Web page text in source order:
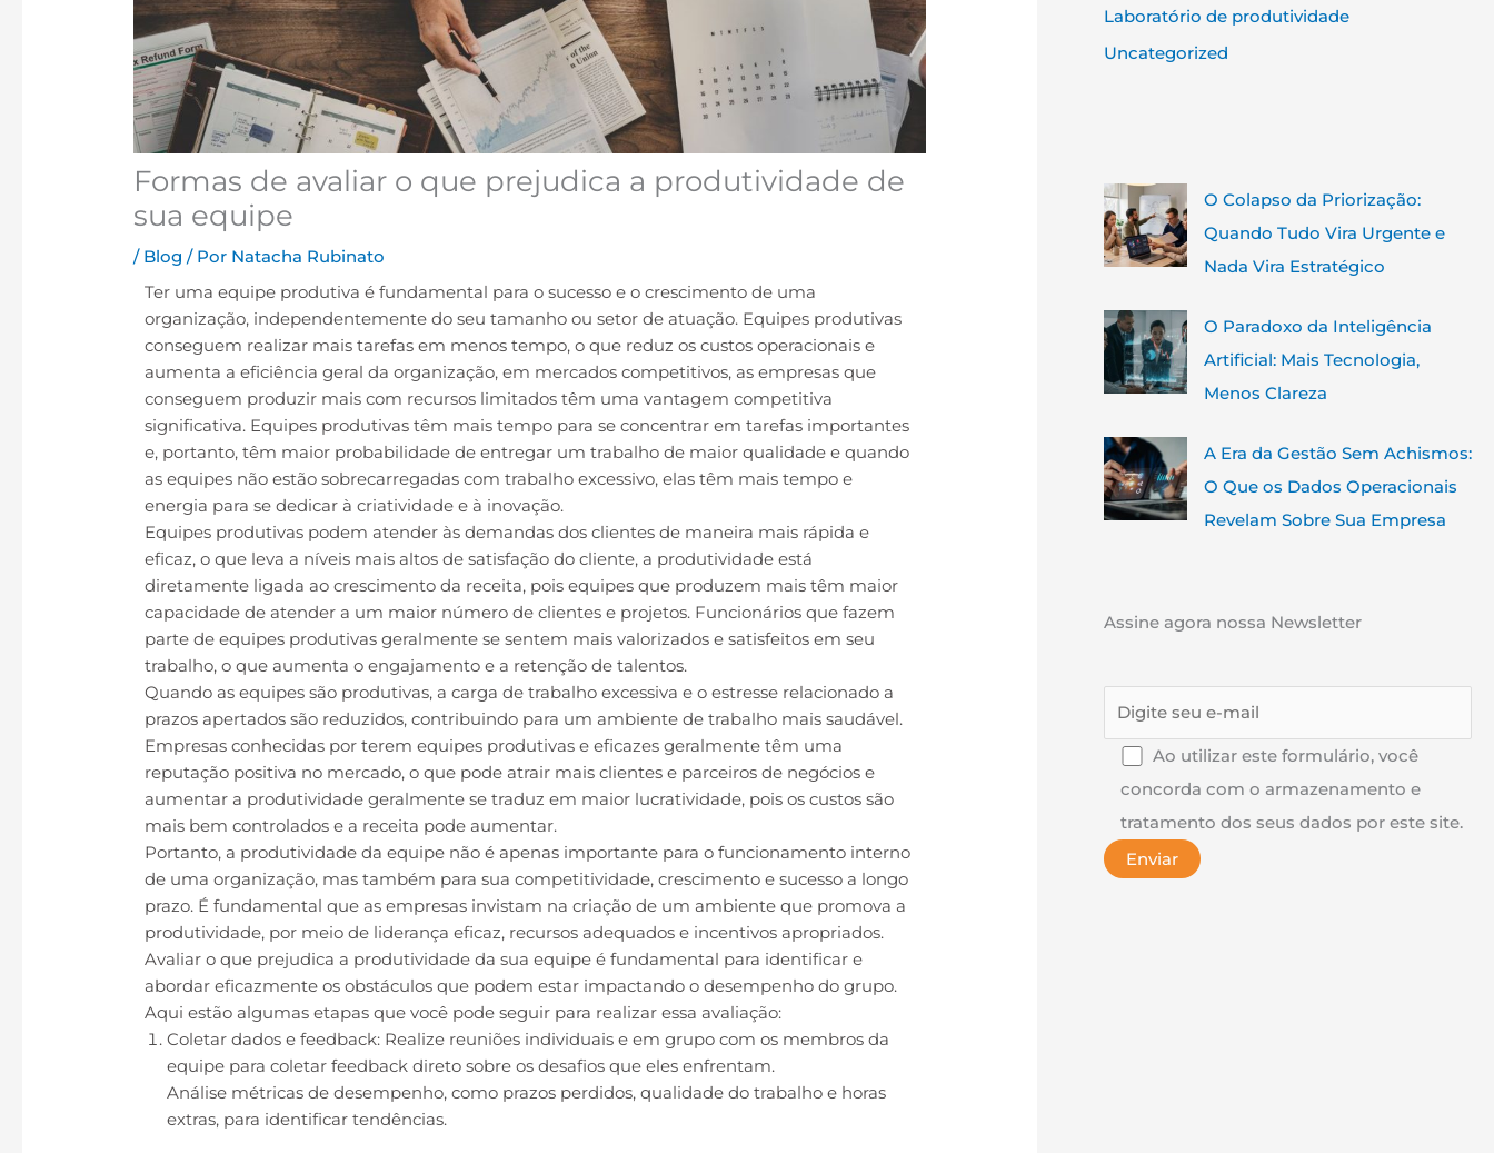
Formas de avaliar o que prejudica a produtividade de
sua equipe
/ Blog / Por Natacha Rubinato
Ter uma equipe produtiva é fundamental para o sucesso e o crescimento de uma
organização, independentemente do seu tamanho ou setor de atuação. Equipes produtivas
conseguem realizar mais tarefas em menos tempo, o que reduz os custos operacionais e
aumenta a eficiência geral da organização, em mercados competitivos, as empresas que
conseguem produzir mais com recursos limitados têm uma vantagem competitiva
significativa. Equipes produtivas têm mais tempo para se concentrar em tarefas importantes
e, portanto, têm maior probabilidade de entregar um trabalho de maior qualidade e quando
as equipes não estão sobrecarregadas com trabalho excessivo, elas têm mais tempo e
energia para se dedicar à criatividade e à inovação.
Equipes produtivas podem atender às demandas dos clientes de maneira mais rápida e
eficaz, o que leva a níveis mais altos de satisfação do cliente, a produtividade está
diretamente ligada ao crescimento da receita, pois equipes que produzem mais têm maior
capacidade de atender a um maior número de clientes e projetos. Funcionários que fazem
parte de equipes produtivas geralmente se sentem mais valorizados e satisfeitos em seu
trabalho, o que aumenta o engajamento e a retenção de talentos.
Quando as equipes são produtivas, a carga de trabalho excessiva e o estresse relacionado a
prazos apertados são reduzidos, contribuindo para um ambiente de trabalho mais saudável.
Empresas conhecidas por terem equipes produtivas e eficazes geralmente têm uma
reputação positiva no mercado, o que pode atrair mais clientes e parceiros de negócios e
aumentar a produtividade geralmente se traduz em maior lucratividade, pois os custos são
mais bem controlados e a receita pode aumentar.
Portanto, a produtividade da equipe não é apenas importante para o funcionamento interno
de uma organização, mas também para sua competitividade, crescimento e sucesso a longo
prazo. É fundamental que as empresas invistam na criação de um ambiente que promova a
produtividade, por meio de liderança eficaz, recursos adequados e incentivos apropriados.
Avaliar o que prejudica a produtividade da sua equipe é fundamental para identificar e
abordar eficazmente os obstáculos que podem estar impactando o desempenho do grupo.
Aqui estão algumas etapas que você pode seguir para realizar essa avaliação:
Coletar dados e feedback: Realize reuniões individuais e em grupo com os membros da
equipe para coletar feedback direto sobre os desafios que eles enfrentam.
Análise métricas de desempenho, como prazos perdidos, qualidade do trabalho e horas
extras, para identificar tendências.
Laboratório de produtividade
Uncategorized
O Colapso da Priorização:
Quando Tudo Vira Urgente e
Nada Vira Estratégico
O Paradoxo da Inteligência
Artificial: Mais Tecnologia,
Menos Clareza
A Era da Gestão Sem Achismos:
O Que os Dados Operacionais
Revelam Sobre Sua Empresa
Assine agora nossa Newsletter
Ao utilizar este formulário, você
concorda com o armazenamento e
tratamento dos seus dados por este site.